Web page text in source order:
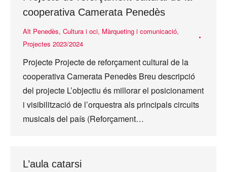
cooperativa Camerata Penedès
Alt Penedès, Cultura i oci, Màrqueting i comunicació,
Projectes 2023/2024
Projecte Projecte de reforçament cultural de la
cooperativa Camerata Penedès Breu descripció
del projecte L’objectiu és millorar el posicionament
i visibilització de l’orquestra als principals circuits
musicals del país (Reforçament…
L’aula catarsi